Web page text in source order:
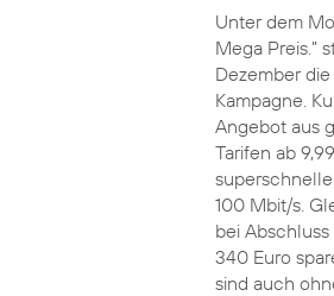
Unter dem
Mega Preis.”
Dezember
Kampagne.
Angebot aus
Tarifen ab
100 Mbit/s.
bei Abschluss
340 Euro
sind auch